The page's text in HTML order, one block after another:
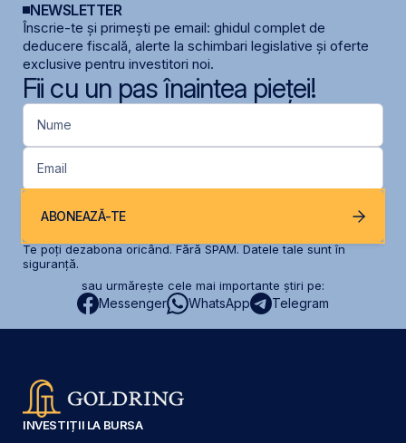
NEWSLETTER
Înscrie-te și primești pe email: ghidul complet de
deducere fiscală, alerte la schimbari legislative și oferte
exclusive pentru investitori noi.
Fii cu un pas înaintea pieței!
Nume
Email
ABONEAZĂ-TE
Te poți dezabona oricând. Fără SPAM. Datele tale sunt în
siguranță.
sau urmărește cele mai importante știri pe:
Messenger WhatsApp Telegram
INVESTIȚII LA BURSA